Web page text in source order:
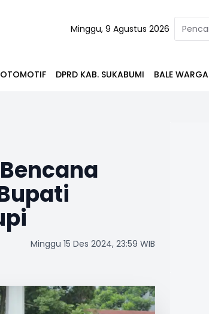
Minggu, 9 Agustus 2026
OTOMOTIF DPRD KAB. SUKABUMI BALE WARGA
Minggu 15 Des 2024, 23:59 WIB